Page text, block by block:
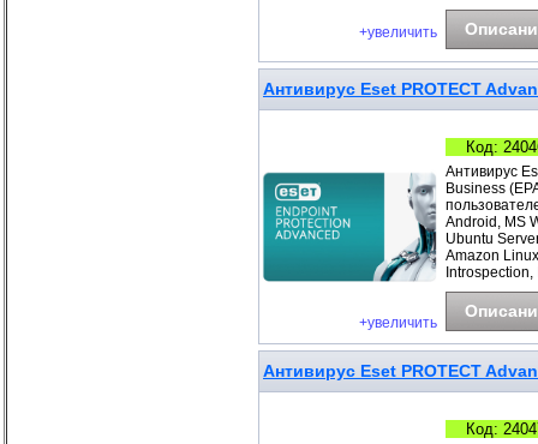
+увеличить
Антивирус Eset PROTECT
+увеличить
Код:
Антивирус
Business
Android, MS
Ubuntu
Amazon
Антивирус Eset PROTECT
Код: